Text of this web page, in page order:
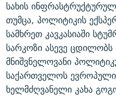
სახის
თუმცა, პოლიტიკის
სამხრეთ კავკასიაში
სარკოზი ასევე
მნიშვნელოვანი
საქართველოს
ხელმძღვანელი კახა